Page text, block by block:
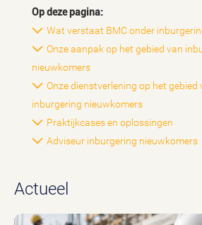
Op deze pagina:
Wat verstaat BMC onder
Onze aanpak op het gebied van
nieuwkomers
Onze dienstverlening op het gebied
inburgering nieuwkomers
Praktijkcases en oplossingen
Adviseur inburgering nieuwkomers
Actueel